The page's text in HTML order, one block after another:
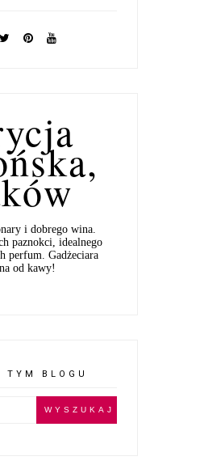
i dobrego wina.
paznokci, idealnego
perfum. Gadżeciara
od kawy!
TYM BLOGU